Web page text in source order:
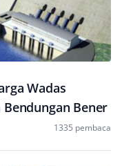
Wadas
Bener
1335 pembaca